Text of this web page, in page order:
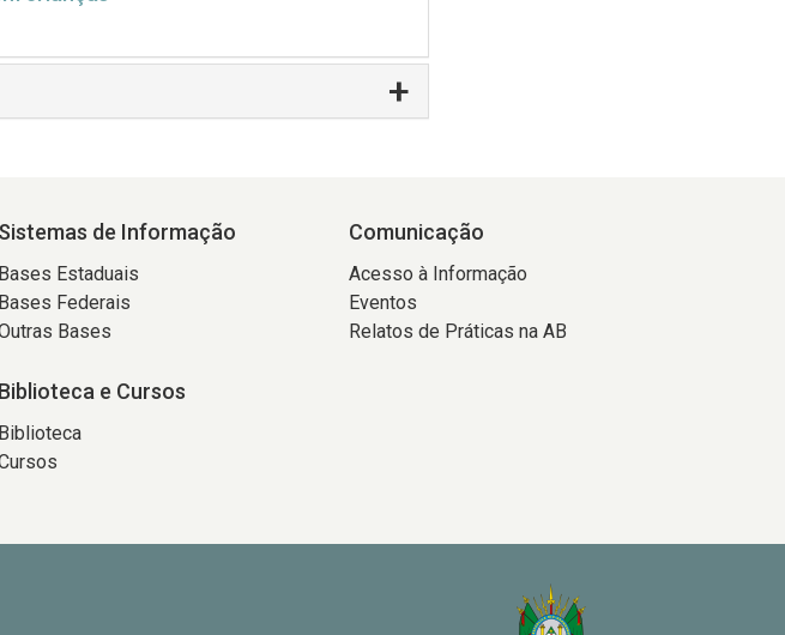
Sistemas de Informação
Bases Estaduais
Bases Federais
Bases
Biblioteca e Cursos
Biblioteca
Comunicação
Acesso à Informação
Eventos
Relatos de Práticas na AB